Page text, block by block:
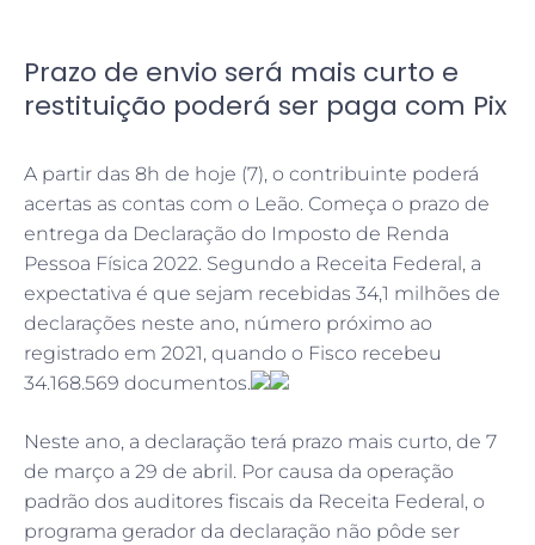
Prazo de envio será mais curto e
restituição poderá ser paga com Pix
A partir das 8h de hoje (7), o contribuinte poderá
acertas as contas com o Leão. Começa o prazo de
entrega da Declaração do Imposto de Renda
Pessoa Física 2022. Segundo a Receita Federal, a
expectativa é que sejam recebidas 34,1 milhões de
declarações neste ano, número próximo ao
registrado em 2021, quando o Fisco recebeu
34.168.569 documentos.
Neste ano, a declaração terá prazo mais curto, de 7
de março a 29 de abril. Por causa da operação
padrão dos auditores fiscais da Receita Federal, o
programa gerador da declaração não pôde ser